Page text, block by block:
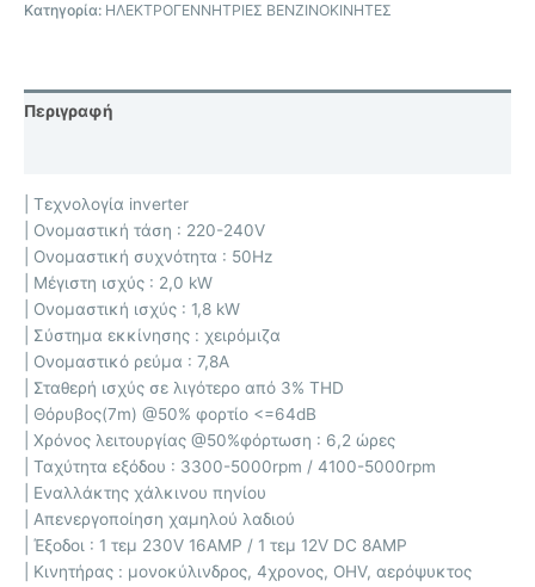
Κατηγορία: ΗΛΕΚΤΡΟΓΕΝΝΗΤΡΙΕΣ ΒΕΝΖΙΝΟΚΙΝΗΤΕΣ
Περιγραφή
| Τεχνολογία inverter
| Ονομαστική τάση : 220-240V
| Ονομαστική συχνότητα : 50Hz
| Μέγιστη ισχύς : 2,0 kW
| Ονομαστική ισχύς : 1,8 kW
| Σύστημα εκκίνησης : χειρόμιζα
| Ονομαστικό ρεύμα : 7,8A
| Σταθερή ισχύς σε λιγότερο από 3% THD
| Θόρυβος(7m) @50% φορτίο <=64dB
| Χρόνος λειτουργίας @50%φόρτωση : 6,2 ώρες
| Ταχύτητα εξόδου : 3300-5000rpm / 4100-5000rpm
| Εναλλάκτης χάλκινου πηνίου
| Απενεργοποίηση χαμηλού λαδιού
| Έξοδοι : 1 τεμ 230V 16AMP / 1 τεμ 12V DC 8AMP
| Κινητήρας : μονοκύλινδρος, 4χρονος, OHV, αερόψυκτος